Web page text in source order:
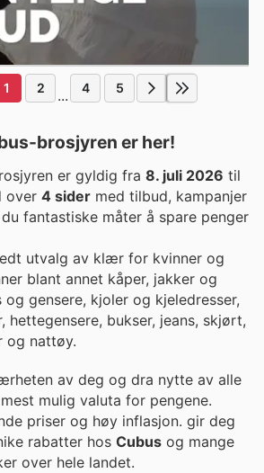
1 2 ... 4 5
brosjyren er her!
er gyldig fra 8. juli 2026 til
over 4 sider med tilbud, kampanjer
fantastiske måter å spare penger
utvalg av klær for kvinner og
blant annet kåper, jakker og
og gensere, kjoler og kjeledresser,
hettegensere, bukser, jeans, skjørt,
og nattøy.
av deg og dra nytte av alle
mulig valuta for pengene.
og høy inflasjon. gir deg
rabatter hos Cubus og mange
over hele landet.